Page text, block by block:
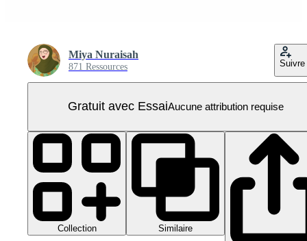
Miya Nuraisah
871 Ressources Suivre
Gratuit avec EssaiAucune attribution requise
Collection Similaire